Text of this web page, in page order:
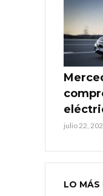
julio 22,
LO MÁS